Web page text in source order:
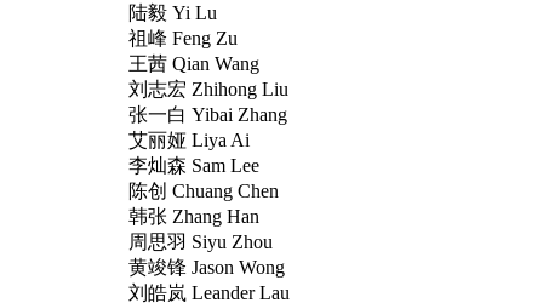
陆毅 Yi Lu
祖峰 Feng Zu
王茜 Qian Wang
刘志宏 Zhihong Liu
张一白 Yibai Zhang
艾丽娅 Liya Ai
李灿森 Sam Lee
陈创 Chuang Chen
韩张 Zhang Han
周思羽 Siyu Zhou
黄竣锋 Jason Wong
刘皓岚 Leander Lau